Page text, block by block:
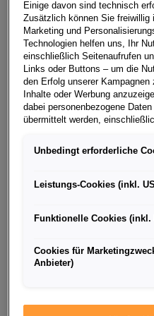
erneuert, um die Welt
zu inspirieren. Die
nächsten fünf Spielzeiten
Automobil- und
offizielle Fahrzeug des
werden die Verbindungen
Vereins ausgebaut.
Am Hauptsitz von CUPRA
Barcelona, Joan Laporta,
Partnerschaft bekannt.
Spieler*innen aus den
Profimannschaften des
Lewandowski, Fußballerin
Basketballer James Nnaji,
Einige davon sind technisch
Zusätzlich können Sie freiwillig
Marketing und
Technologien helfen uns, Ihr
einschließlich Seitenaufrufen
Links oder Buttons – um die
den Erfolg unserer
Inhalte oder Werbung
dabei personenbezogene
übermittelt werden,
(z. B. E Mail Adresse oder
Dienste der Google Ireland
die Google LLC in den USA
und eingeschränkte
von Standardvertragsklauseln
Unbedingt erforderliche
Leistungs-Cookies (inkl.
Funktionelle Cookies (inkl.
Cookies für
Anbieter)